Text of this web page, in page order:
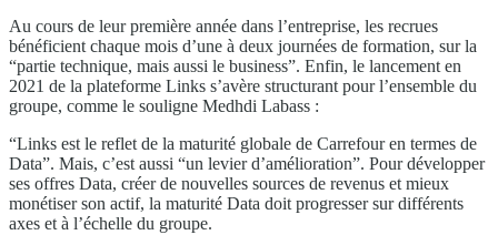
Au cours de leur première année dans l’entreprise, les recrues
bénéficient chaque mois d’une à deux journées de formation, sur la
“partie technique, mais aussi le business”. Enfin, le lancement en
2021 de la plateforme Links s’avère structurant pour l’ensemble du
groupe, comme le souligne Medhdi Labass :
“Links est le reflet de la maturité globale de Carrefour en termes de
Data”. Mais, c’est aussi “un levier d’amélioration”. Pour développer
ses offres Data, créer de nouvelles sources de revenus et mieux
monétiser son actif, la maturité Data doit progresser sur différents
axes et à l’échelle du groupe.